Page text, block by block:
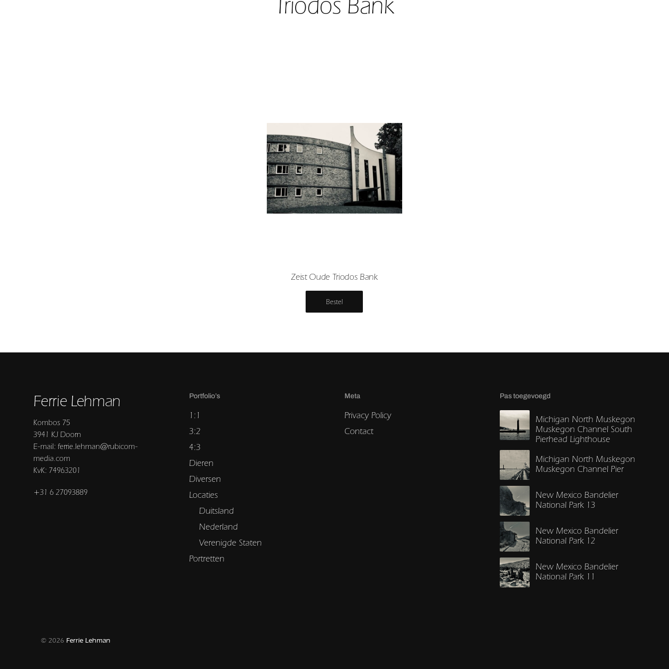
Zeist Oude Triodos Bank
Bestel
Ferrie Lehman
Kombos 75
3941 KJ Doorn
E-mail: ferrie.lehman@rubicom-
media.com
KvK: 74963201
+31 6 27093889
Portfolio’s
1:1
3:2
4:3
Dieren
Diversen
Locaties
Duitsland
Nederland
Verenigde Staten
Portretten
Meta
Privacy Policy
Contact
Pas toegevoegd
Michigan North Muskegon
Muskegon Channel South
Pierhead Lighthouse
Michigan North Muskegon
Muskegon Channel Pier
New Mexico Bandelier
National Park 13
New Mexico Bandelier
National Park 12
New Mexico Bandelier
National Park 11
© 2026 Ferrie Lehman